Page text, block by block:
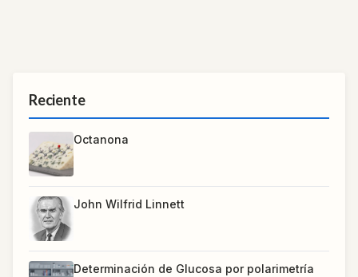
Reciente
Octanona
John Wilfrid Linnett
Determinación de Glucosa por polarimetría